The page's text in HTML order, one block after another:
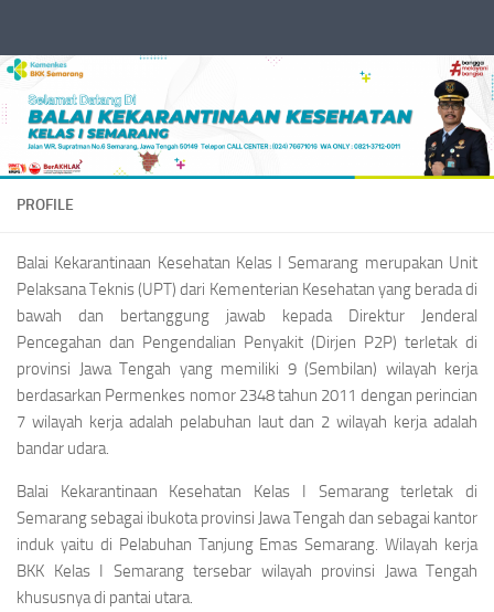
PROFILE
Balai Kekarantinaan Kesehatan Kelas I Semarang merupakan Unit
Pelaksana Teknis (UPT) dari Kementerian Kesehatan yang berada di
bawah dan bertanggung jawab kepada Direktur Jenderal
Pencegahan dan Pengendalian Penyakit (Dirjen P2P) terletak di
provinsi Jawa Tengah yang memiliki 9 (Sembilan) wilayah kerja
berdasarkan Permenkes nomor 2348 tahun 2011 dengan perincian
7 wilayah kerja adalah pelabuhan laut dan 2 wilayah kerja adalah
bandar udara.
Balai Kekarantinaan Kesehatan Kelas I Semarang terletak di
Semarang sebagai ibukota provinsi Jawa Tengah dan sebagai kantor
induk yaitu di Pelabuhan Tanjung Emas Semarang. Wilayah kerja
BKK Kelas I Semarang tersebar wilayah provinsi Jawa Tengah
khususnya di pantai utara.